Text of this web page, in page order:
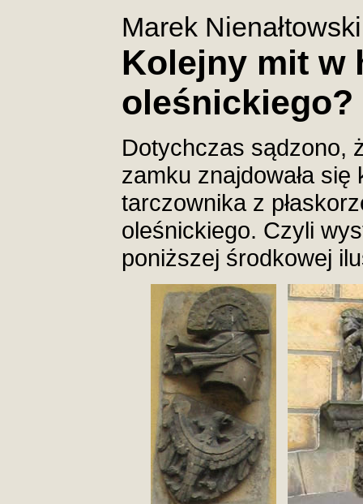
Marek Nienałtowski
Kolejny mit w
oleśnickiego?
Dotychczas sądzono,
zamku znajdowała
tarczownika z
oleśnickiego. Czyli
poniższej środkowej